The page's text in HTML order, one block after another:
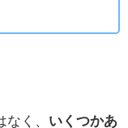
く、 いくつかあ